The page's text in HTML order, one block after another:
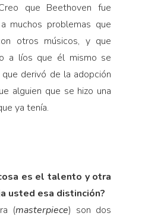
que Beethoven fue
muchos problemas que
otros músicos, y que
a líos que él mismo se
derivó de la adopción
alguien que se hizo una
ya tenía.
es el talento y otra
usted esa distinción?
(masterpiece) son dos